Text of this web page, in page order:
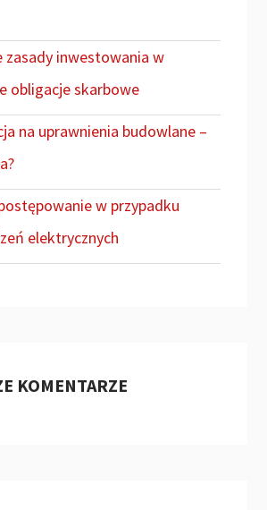
zasady inwestowania w
obligacje skarbowe
na uprawnienia budowlane –
w przypadku
elektrycznych
KOMENTARZE